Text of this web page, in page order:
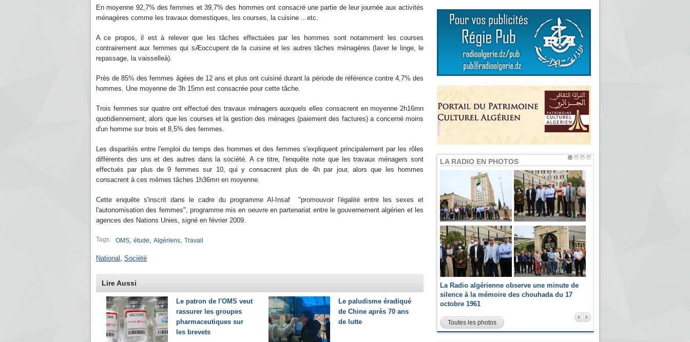
En moyenne 92,7% des femmes et 39,7% des hommes ont consacré une partie de leur journée aux activités
ménagères comme les travaux domestiques, les courses, la cuisine ...etc.
A ce propos, il est à relever que les tâches effectuées par les hommes sont notamment les courses
contrairement aux femmes qui sÆoccupent de la cuisine et les autres tâches ménagères (laver le linge, le
repassage, la vaisselleà).
Près de 85% des femmes âgées de 12 ans et plus ont cuisiné durant la période de référence contre 4,7% des
hommes. Une moyenne de 3h 15mn est consacrée pour cette tâche.
Trois femmes sur quatre ont effectué des travaux ménagers auxquels elles consacrent en moyenne 2h16mn
quotidiennement, alors que les courses et la gestion des ménages (paiement des factures) a concerné moins
d'un homme sur trois et 8,5% des femmes.
Les disparités entre l'emploi du temps des hommes et des femmes s'expliquent principalement par les rôles
différents des uns et des autres dans la société. A ce titre, l'enquête note que les travaux ménagers sont
effectués par plus de 9 femmes sur 10, qui y consacrent plus de 4h par jour, alors que les hommes
consacrent à ces mêmes tâches 1h36mn en moyenne.
Cette enquête s'inscrit dans le cadre du programme Al-Insaf "promouvoir l'égalité entre les sexes et
l'autonomisation des femmes", programme mis en oeuvre en partenariat entre le gouvernement algérien et les
agences des Nations Unies, signé en février 2009.
Tags: OMS, étude, Algériens, Travail
National , Société
Lire Aussi
Le patron de l'OMS veut
rassurer les groupes
pharmaceutiques sur
les brevets
Le paludisme éradiqué
de Chine après 70 ans
de lutte
LA RADIO EN PHOTOS
La Radio algérienne observe une minute de
silence à la mémoire des chouhada du 17
octobre 1961
Toutes les photos